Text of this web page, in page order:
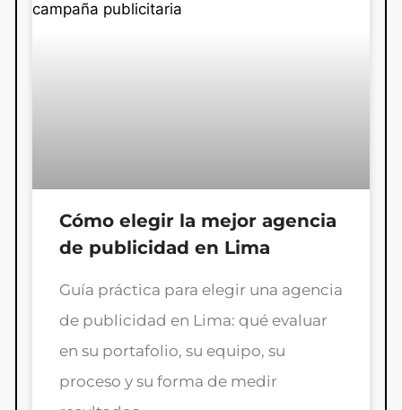
Cómo elegir la mejor agencia
de publicidad en Lima
Guía práctica para elegir una agencia
de publicidad en Lima: qué evaluar
en su portafolio, su equipo, su
proceso y su forma de medir